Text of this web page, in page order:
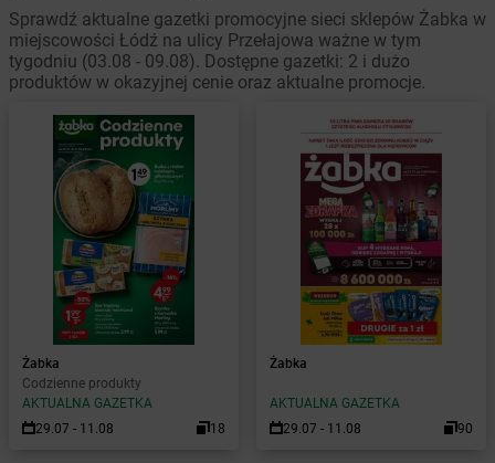
Sprawdź aktualne gazetki promocyjne sieci sklepów Żabka w
miejscowości Łódź na ulicy Przełajowa ważne w tym
tygodniu (03.08 - 09.08). Dostępne gazetki: 2 i dużo
produktów w okazyjnej cenie oraz aktualne promocje.
Żabka
Codzienne produkty
AKTUALNA GAZETKA
29.07 - 11.08
18
Żabka
AKTUALNA GAZETKA
29.07 - 11.08
90